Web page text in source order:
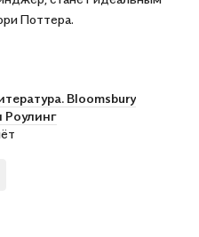
Поттера.
Bloomsbury
Роулинг